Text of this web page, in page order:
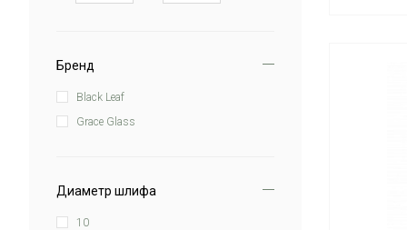
Бренд
Black Leaf
Grace Glass
Диаметр шлифа
10